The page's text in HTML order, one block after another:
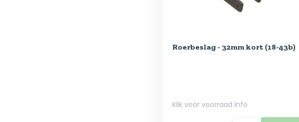
Roerbeslag - 32mm kort (18-43b)
Klik voor voorraad info